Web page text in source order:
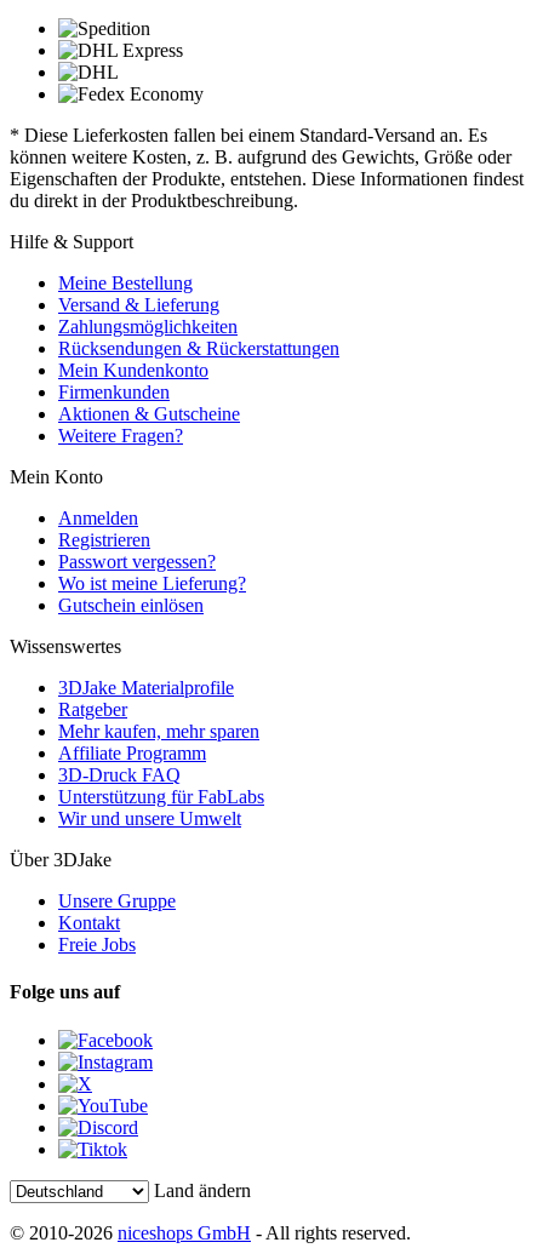
* Diese Lieferkosten fallen bei einem Standard-Versand an. Es
können weitere Kosten, z. B. aufgrund des Gewichts, Größe oder
Eigenschaften der Produkte, entstehen. Diese Informationen findest
du direkt in der Produktbeschreibung.
Hilfe & Support
Meine Bestellung
Versand & Lieferung
Zahlungsmöglichkeiten
Rücksendungen & Rückerstattungen
Mein Kundenkonto
Firmenkunden
Aktionen & Gutscheine
Weitere Fragen?
Mein Konto
Anmelden
Registrieren
Passwort vergessen?
Wo ist meine Lieferung?
Gutschein einlösen
Wissenswertes
3DJake Materialprofile
Ratgeber
Mehr kaufen, mehr sparen
Affiliate Programm
3D-Druck FAQ
Unterstützung für FabLabs
Wir und unsere Umwelt
Über 3DJake
Unsere Gruppe
Kontakt
Freie Jobs
Folge uns auf
Land ändern
© 2010-2026 niceshops GmbH - All rights reserved.